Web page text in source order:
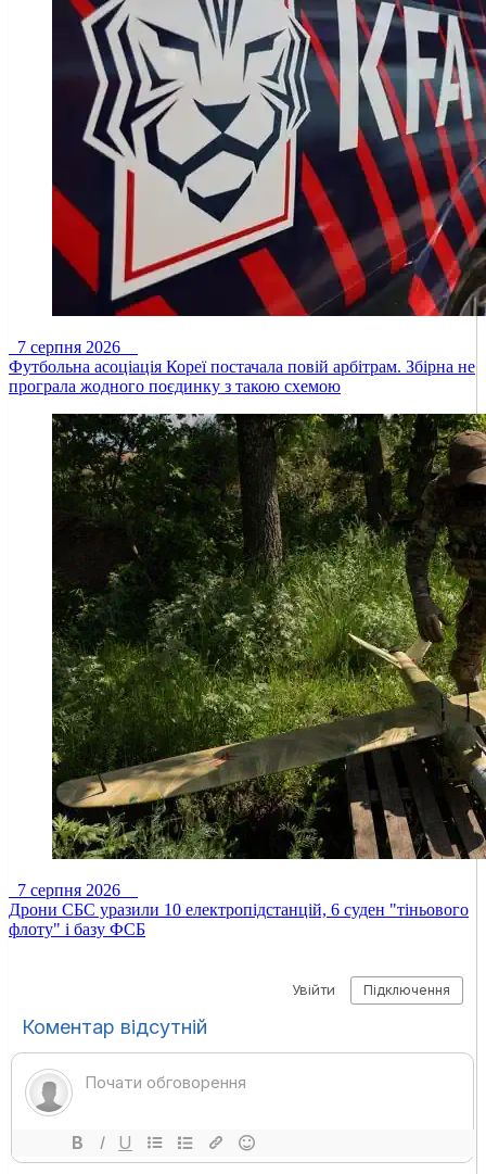
7 серпня 2026
Футбольна асоціація Кореї постачала повій арбітрам. Збірна не
програла жодного поєдинку з такою схемою
7 серпня 2026
Дрони СБС уразили 10 електропідстанцій, 6 суден "тіньового
флоту" і базу ФСБ